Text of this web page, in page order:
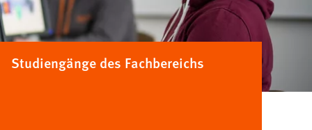
Studiengänge des Fachbereichs